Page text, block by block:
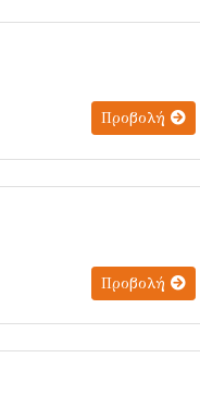
Προβολή
Προβολή